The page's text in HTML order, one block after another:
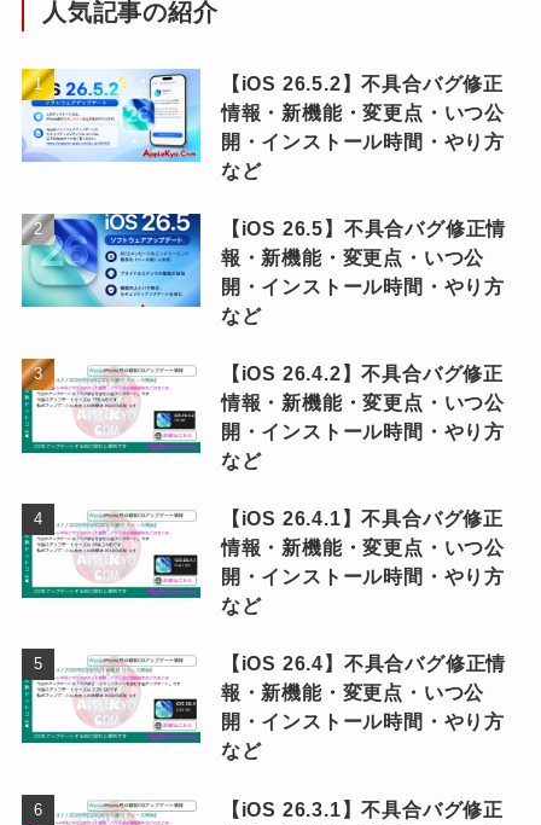
人気記事の紹介
【iOS 26.5.2】不具合バグ修正
情報・新機能・変更点・いつ公
開・インストール時間・やり方
など
【iOS 26.5】不具合バグ修正情
報・新機能・変更点・いつ公
開・インストール時間・やり方
など
【iOS 26.4.2】不具合バグ修正
情報・新機能・変更点・いつ公
開・インストール時間・やり方
など
【iOS 26.4.1】不具合バグ修正
情報・新機能・変更点・いつ公
開・インストール時間・やり方
など
【iOS 26.4】不具合バグ修正情
報・新機能・変更点・いつ公
開・インストール時間・やり方
など
【iOS 26.3.1】不具合バグ修正